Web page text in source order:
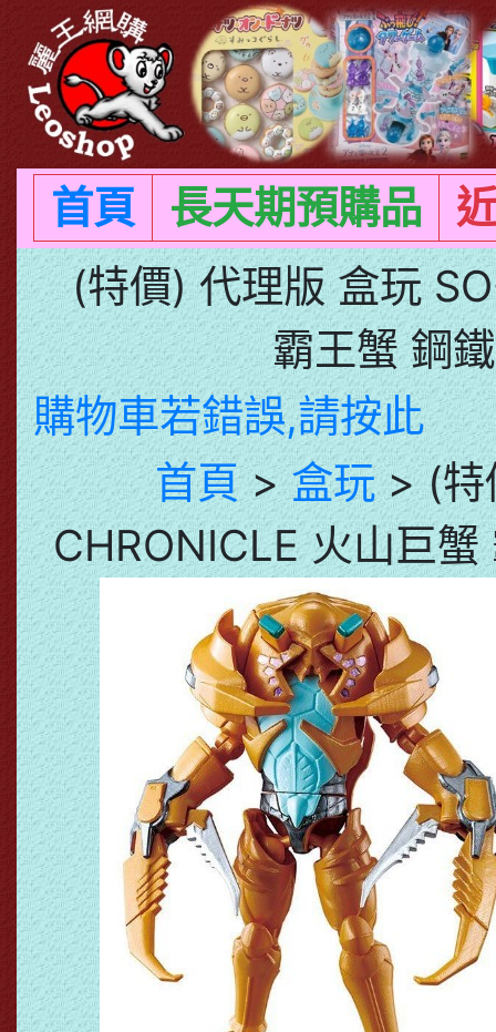
首頁 長天期預購品
(特價) 代理版 盒玩
霸王蟹 鋼
購物車若錯誤,請按此
首頁>盒玩> (特
CHRONICLE 火山巨